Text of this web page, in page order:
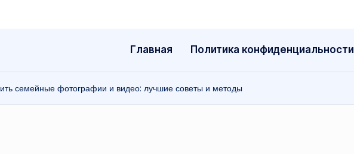
Главная Политика конфиденциальности
семейные фотографии и видео: лучшие советы и методы